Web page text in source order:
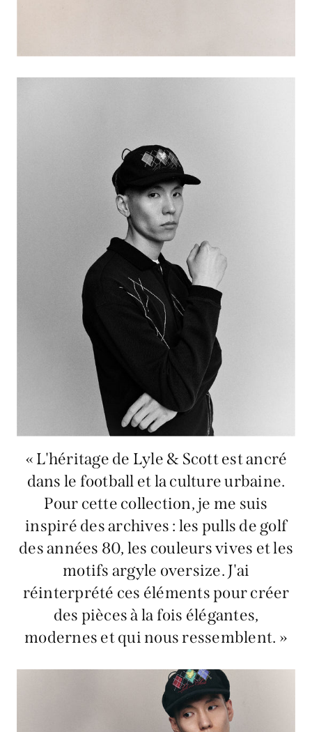
« L'héritage de Lyle & Scott est ancré
dans le football et la culture urbaine.
Pour cette collection, je me suis
inspiré des archives : les pulls de golf
des années 80, les couleurs vives et les
motifs argyle oversize. J'ai
réinterprété ces éléments pour créer
des pièces à la fois élégantes,
modernes et qui nous ressemblent. »